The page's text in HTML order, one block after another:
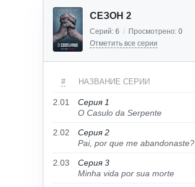
СЕЗОН 2
Серий: 6 / Просмотрено: 0
Отметить все серии
# НАЗВАНИЕ СЕРИИ
2.01
Серия 1
O Casulo da Serpente
2.02
Серия 2
Pai, por que me abandonaste?
2.03
Серия 3
Minha vida por sua morte